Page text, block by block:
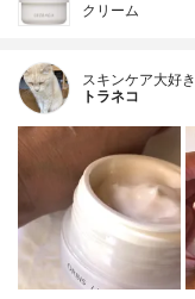
クリーム
スキンケア大好き
トラネコ